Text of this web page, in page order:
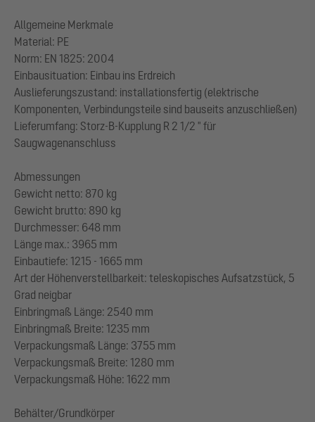
Allgemeine Merkmale
Material: PE
Norm: EN 1825: 2004
Einbausituation: Einbau ins Erdreich
Auslieferungszustand: installationsfertig (elektrische
Komponenten, Verbindungsteile sind bauseits anzuschließen)
Lieferumfang: Storz-B-Kupplung R 2 1/2 " für
Saugwagenanschluss
Abmessungen
Gewicht netto: 870 kg
Gewicht brutto: 890 kg
Durchmesser: 648 mm
Länge max.: 3965 mm
Einbautiefe: 1215 - 1665 mm
Art der Höhenverstellbarkeit: teleskopisches Aufsatzstück, 5
Grad neigbar
Einbringmaß Länge: 2540 mm
Einbringmaß Breite: 1235 mm
Verpackungsmaß Länge: 3755 mm
Verpackungsmaß Breite: 1280 mm
Verpackungsmaß Höhe: 1622 mm
Behälter/Grundkörper